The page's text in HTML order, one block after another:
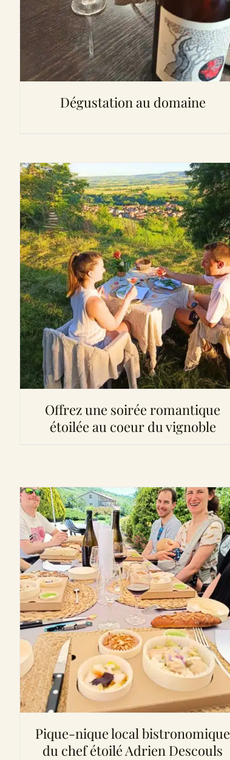
Dégustation au domaine
Offrez une soirée romantique
étoilée au coeur du vignoble
Pique-nique local bistronomique
du chef étoilé Adrien Descouls